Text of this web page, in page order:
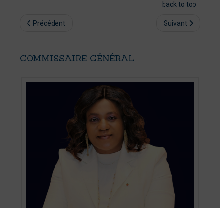
back to top
Précédent Suivant
COMMISSAIRE GÉNÉRAL